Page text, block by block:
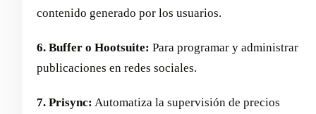
contenido generado por los usuarios.
6. Buffer o Hootsuite: Para programar y administrar
publicaciones en redes sociales.
7. Prisync: Automatiza la supervisión de precios